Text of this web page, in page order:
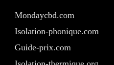
Mondaycbd.com
Isolation-phonique.com
Guide-prix.com